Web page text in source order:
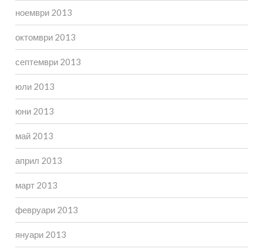
ноември 2013
октомври 2013
септември 2013
юли 2013
юни 2013
май 2013
април 2013
март 2013
февруари 2013
януари 2013